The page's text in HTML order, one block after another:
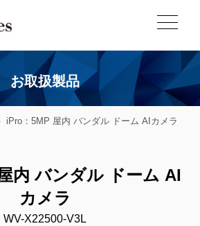
お取扱製品
iPro：5MP 屋内 バンダル ドーム AIカメラ
内 バンダル ドーム AI
カメラ
WV-X22500-V3L